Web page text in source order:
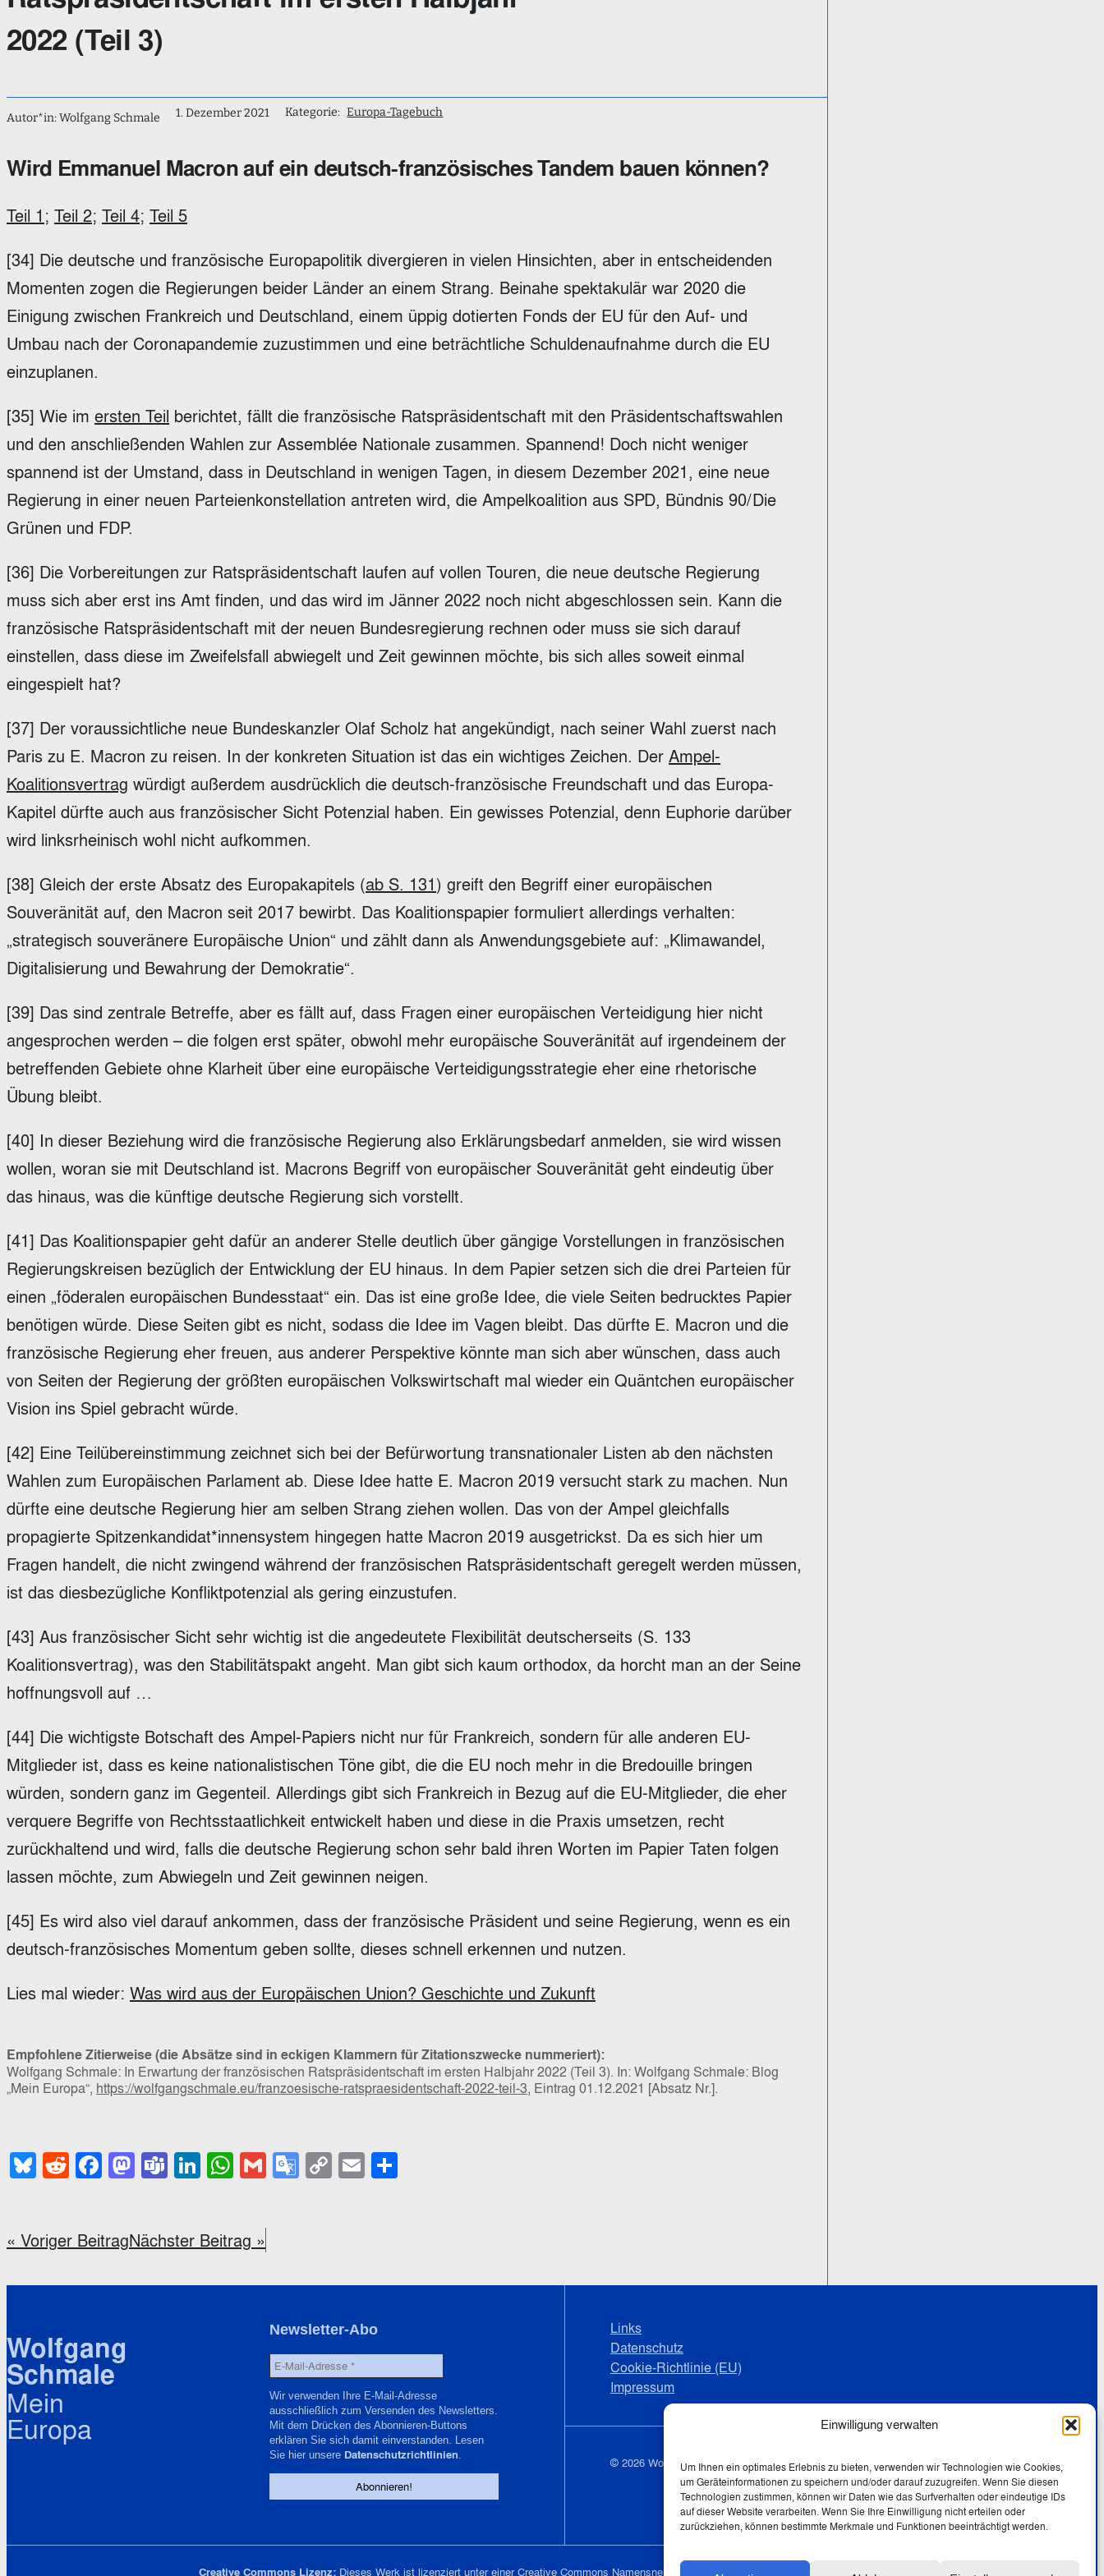
Einwilligung verwalten
Um Ihnen ein optimales Erlebnis zu bieten, verwenden wir Technologien wie Cookies,
um Geräteinformationen zu speichern und/oder darauf zuzugreifen. Wenn Sie diesen
Technologien zustimmen, können wir Daten wie das Surfverhalten oder eindeutige IDs
auf dieser Website verarbeiten. Wenn Sie Ihre Einwilligung nicht erteilen oder
zurückziehen, können bestimmte Merkmale und Funktionen beeinträchtigt werden.
2022 (Teil 3)
Autor*in: Wolfgang Schmale 1. Dezember 2021 Kategorie: Europa-Tagebuch
Wird Emmanuel Macron auf ein deutsch-französisches Tandem bauen können?
Teil 1 ; Teil 2; Teil 4; Teil 5
[34] Die deutsche und französische Europapolitik divergieren in vielen Hinsichten, aber in entscheidenden
Momenten zogen die Regierungen beider Länder an einem Strang. Beinahe spektakulär war 2020 die
Einigung zwischen Frankreich und Deutschland, einem üppig dotierten Fonds der EU für den Auf- und
Umbau nach der Coronapandemie zuzustimmen und eine beträchtliche Schuldenaufnahme durch die EU
einzuplanen.
[35] Wie im ersten Teil berichtet, fällt die französische Ratspräsidentschaft mit den Präsidentschaftswahlen
und den anschließenden Wahlen zur Assemblée Nationale zusammen. Spannend! Doch nicht weniger
spannend ist der Umstand, dass in Deutschland in wenigen Tagen, in diesem Dezember 2021, eine neue
Regierung in einer neuen Parteienkonstellation antreten wird, die Ampelkoalition aus SPD, Bündnis 90/Die
Grünen und FDP.
[36] Die Vorbereitungen zur Ratspräsidentschaft laufen auf vollen Touren, die neue deutsche Regierung
muss sich aber erst ins Amt finden, und das wird im Jänner 2022 noch nicht abgeschlossen sein. Kann die
französische Ratspräsidentschaft mit der neuen Bundesregierung rechnen oder muss sie sich darauf
einstellen, dass diese im Zweifelsfall abwiegelt und Zeit gewinnen möchte, bis sich alles soweit einmal
eingespielt hat?
[37] Der voraussichtliche neue Bundeskanzler Olaf Scholz hat angekündigt, nach seiner Wahl zuerst nach
Paris zu E. Macron zu reisen. In der konkreten Situation ist das ein wichtiges Zeichen. Der Ampel-
Koalitionsvertrag würdigt außerdem ausdrücklich die deutsch-französische Freundschaft und das Europa-
Kapitel dürfte auch aus französischer Sicht Potenzial haben. Ein gewisses Potenzial, denn Euphorie darüber
wird linksrheinisch wohl nicht aufkommen.
[38] Gleich der erste Absatz des Europakapitels (ab S. 131) greift den Begriff einer europäischen
Souveränität auf, den Macron seit 2017 bewirbt. Das Koalitionspapier formuliert allerdings verhalten:
„strategisch souveränere Europäische Union“ und zählt dann als Anwendungsgebiete auf: „Klimawandel,
Digitalisierung und Bewahrung der Demokratie“.
[39] Das sind zentrale Betreffe, aber es fällt auf, dass Fragen einer europäischen Verteidigung hier nicht
angesprochen werden – die folgen erst später, obwohl mehr europäische Souveränität auf irgendeinem der
betreffenden Gebiete ohne Klarheit über eine europäische Verteidigungsstrategie eher eine rhetorische
Übung bleibt.
[40] In dieser Beziehung wird die französische Regierung also Erklärungsbedarf anmelden, sie wird wissen
wollen, woran sie mit Deutschland ist. Macrons Begriff von europäischer Souveränität geht eindeutig über
das hinaus, was die künftige deutsche Regierung sich vorstellt.
[41] Das Koalitionspapier geht dafür an anderer Stelle deutlich über gängige Vorstellungen in französischen
Regierungskreisen bezüglich der Entwicklung der EU hinaus. In dem Papier setzen sich die drei Parteien für
einen „föderalen europäischen Bundesstaat“ ein. Das ist eine große Idee, die viele Seiten bedrucktes Papier
benötigen würde. Diese Seiten gibt es nicht, sodass die Idee im Vagen bleibt. Das dürfte E. Macron und die
französische Regierung eher freuen, aus anderer Perspektive könnte man sich aber wünschen, dass auch
von Seiten der Regierung der größten europäischen Volkswirtschaft mal wieder ein Quäntchen europäischer
Vision ins Spiel gebracht würde.
[42] Eine Teilübereinstimmung zeichnet sich bei der Befürwortung transnationaler Listen ab den nächsten
Wahlen zum Europäischen Parlament ab. Diese Idee hatte E. Macron 2019 versucht stark zu machen. Nun
dürfte eine deutsche Regierung hier am selben Strang ziehen wollen. Das von der Ampel gleichfalls
propagierte Spitzenkandidat*innensystem hingegen hatte Macron 2019 ausgetrickst. Da es sich hier um
Fragen handelt, die nicht zwingend während der französischen Ratspräsidentschaft geregelt werden müssen,
ist das diesbezügliche Konfliktpotenzial als gering einzustufen.
[43] Aus französischer Sicht sehr wichtig ist die angedeutete Flexibilität deutscherseits (S. 133
Koalitionsvertrag), was den Stabilitätspakt angeht. Man gibt sich kaum orthodox, da horcht man an der Seine
hoffnungsvoll auf …
[44] Die wichtigste Botschaft des Ampel-Papiers nicht nur für Frankreich, sondern für alle anderen EU-
Mitglieder ist, dass es keine nationalistischen Töne gibt, die die EU noch mehr in die Bredouille bringen
würden, sondern ganz im Gegenteil. Allerdings gibt sich Frankreich in Bezug auf die EU-Mitglieder, die eher
verquere Begriffe von Rechtsstaatlichkeit entwickelt haben und diese in die Praxis umsetzen, recht
zurückhaltend und wird, falls die deutsche Regierung schon sehr bald ihren Worten im Papier Taten folgen
lassen möchte, zum Abwiegeln und Zeit gewinnen neigen.
[45] Es wird also viel darauf ankommen, dass der französische Präsident und seine Regierung, wenn es ein
deutsch-französisches Momentum geben sollte, dieses schnell erkennen und nutzen.
Lies mal wieder: Was wird aus der Europäischen Union? Geschichte und Zukunft
Empfohlene Zitierweise (die Absätze sind in eckigen Klammern für Zitationszwecke nummeriert):
Wolfgang Schmale: In Erwartung der französischen Ratspräsidentschaft im ersten Halbjahr 2022 (Teil 3). In: Wolfgang Schmale: Blog
„Mein Europa“, https://wolfgangschmale.eu/franzoesische-ratspraesidentschaft-2022-teil-3, Eintrag 01.12.2021 [Absatz Nr.].
Bluesky
Reddit
Facebook
Mastodon
Teams
LinkedIn
WhatsApp
GmailGoogle
CopyEmail
« Voriger BeitragNächster Beitrag »
Wolfgang
Schmale
Mein
Europa
Newsletter-Abo
Wir verwenden Ihre E-Mail-Adresse
ausschließlich zum Versenden des Newsletters.
Mit dem Drücken des Abonnieren-Buttons
erklären Sie sich damit einverstanden. Lesen
Sie hier unsere Datenschutzrichtlinien
Links
Datenschutz
Cookie-Richtlinie (EU)
Impressum
© 2026 Wolfgang Schmale
Creative Commons Lizenz:Dieses Werk ist lizenziert unter einerCreative Commons Namensnennung – Nicht kommerziell –